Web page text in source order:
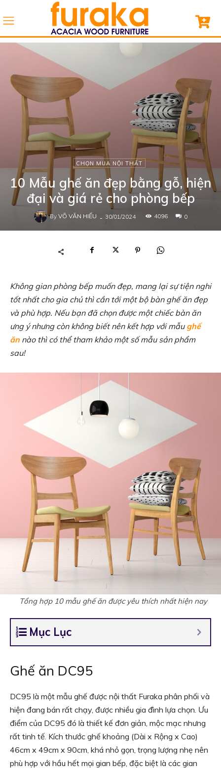
CHỌN MUA NỘI THẤT
10 Mẫu ghế ăn đẹp bằng gỗ, hiện
đại và giá rẻ cho phòng bếp
By VÕ VĂN HIẾU - 30/01/2024 4096 0
Không gian phòng bếp muốn đẹp, mang lại sự tiện nghi
tốt nhất cho gia chủ thì cần tới một bộ bàn ghế ăn đẹp
và phù hợp. Nếu bạn đã chọn được một chiếc bàn ăn
ưng ý nhưng còn không biết nên kết hợp với mẫu ghế
ăn nào thì có thể tham khảo một số mẫu sản phẩm
sau!
Tổng hợp 10 mẫu ghế ăn được yêu thích nhất hiện nay
Mục Lục
Ghế ăn DC95
DC95 là một mẫu ghế được nội thất Furaka phân phối và
hiện đang bán rất chạy, được nhiều gia đình lựa chọn. Ưu
điểm của DC95 đó là thiết kế đơn giản, mộc mạc nhưng
rất tinh tế. Kích thước ghế khoảng (Dài x Rộng x Cao)
46cm x 49cm x 90cm, khá nhỏ gọn, trọng lượng nhẹ nên
phù hợp với hầu hết mọi gian bếp, đặc biệt là các gian